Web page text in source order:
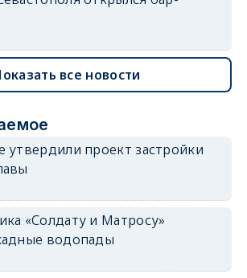
все новости
утвердили проект застройки
«Солдату и Матросу»
водопады